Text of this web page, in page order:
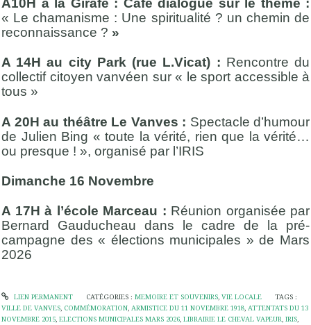
A10H à la Girafe : Café dialogue sur le théme :
« Le chamanisme : Une spiritualité ? un chemin de
reconnaissance ? »
A 14H au city Park (rue L.Vicat) : Rencontre du
collectif citoyen vanvéen sur « le sport accessible à
tous »
A 20H au théâtre Le Vanves : Spectacle d’humour
de Julien Bing « toute la vérité, rien que la vérité…
ou presque ! », organisé par l’IRIS
Dimanche 16 Novembre
A 17H à l’école Marceau : Réunion organisée par
Bernard Gauducheau dans le cadre de la pré-
campagne des « élections municipales » de Mars
2026
LIEN PERMANENT CATÉGORIES : MEMOIRE ET SOUVENIRS, VIE LOCALE
TAGS :
VILLE DE VANVES, COMMÉMORATION, ARMISTICE DU 11 NOVEMBRE 1918, ATTENTATS DU 13
NOVEMBRE 2015, ELECTIONS MUNICIPALES MARS 2026, LIBRAIRIE LE CHEVAL VAPEUR, IRIS,